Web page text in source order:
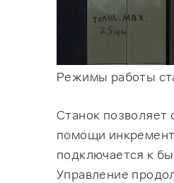
Режимы работы
Станок позволяет
помощи
подключается к
Управление